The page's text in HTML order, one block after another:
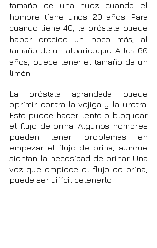
tamaño de una nuez cuando el
hombre tiene unos 20 años. Para
cuando tiene 40, la próstata puede
haber crecido un poco más, al
tamaño de un albaricoque. A los 60
años, puede tener el tamaño de un
limón.
La próstata agrandada puede
oprimir contra la vejiga y la uretra.
Esto puede hacer lento o bloquear
el flujo de orina. Algunos hombres
pueden tener problemas en
empezar el flujo de orina, aunque
sientan la necesidad de orinar. Una
vez que empiece el flujo de orina,
puede ser difícil detenerlo.